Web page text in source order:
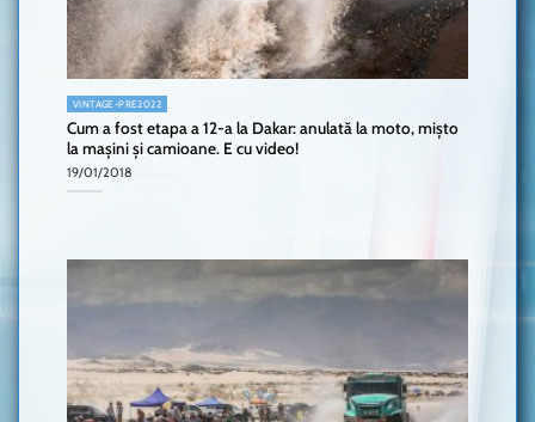
VINTAGE-PRE2022
Cum a fost etapa a 12-a la Dakar: anulată la moto, mișto
la mașini și camioane. E cu video!
19/01/2018